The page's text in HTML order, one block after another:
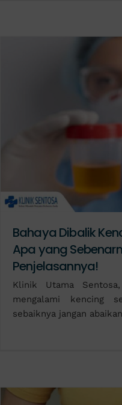
Bahaya Dibalik
Apa yang
Penjelasannya!
Klinik Utama
mengalami kencing
sebaiknya jangan